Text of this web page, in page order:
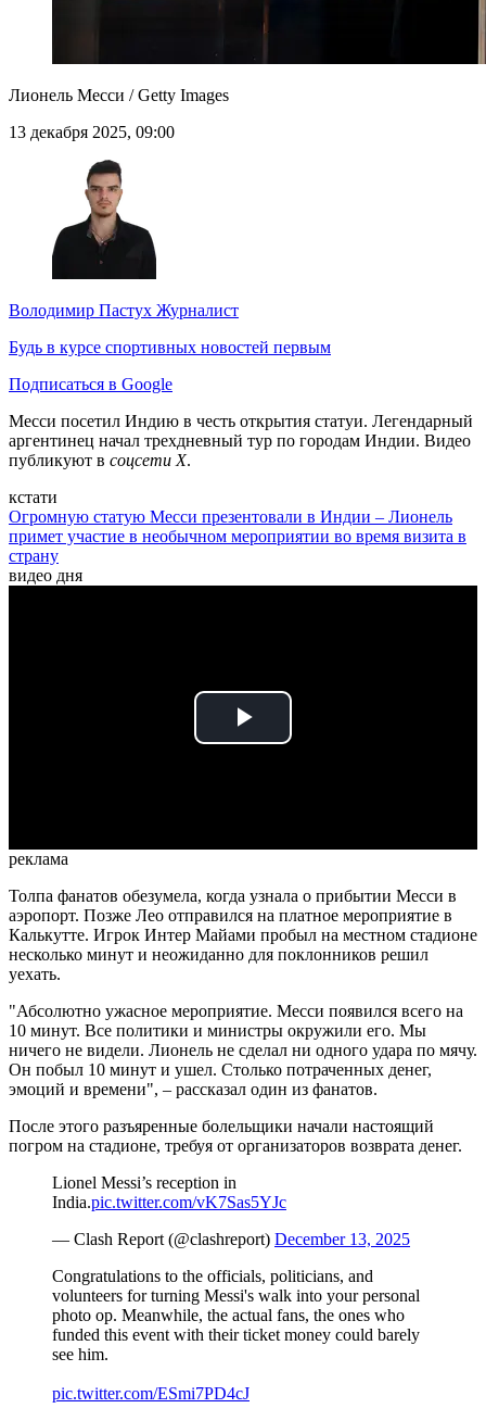
Лионель Месси / Getty Images
13 декабря 2025, 09:00
Володимир Пастух Журналист
Будь в курсе спортивных новостей первым
Подписаться в Google
Месси посетил Индию в честь открытия статуи. Легендарный
аргентинец начал трехдневный тур по городам Индии. Видео
публикуют в соцсети X.
кстати
Огромную статую Месси презентовали в Индии – Лионель
примет участие в необычном мероприятии во время визита в
страну
видео дня
Play
реклама
Толпа фанатов обезумела, когда узнала о прибытии Месси в
аэропорт. Позже Лео отправился на платное мероприятие в
Калькутте. Игрок Интер Майами пробыл на местном стадионе
несколько минут и неожиданно для поклонников решил
уехать.
"Абсолютно ужасное мероприятие. Месси появился всего на
10 минут. Все политики и министры окружили его. Мы
ничего не видели. Лионель не сделал ни одного удара по мячу.
Он побыл 10 минут и ушел. Столько потраченных денег,
эмоций и времени", – рассказал один из фанатов.
После этого разъяренные болельщики начали настоящий
погром на стадионе, требуя от организаторов возврата денег.
Lionel Messi’s reception in
India.pic.twitter.com/vK7Sas5YJc
— Clash Report (@clashreport) December 13, 2025
Congratulations to the officials, politicians, and
volunteers for turning Messi's walk into your personal
photo op. Meanwhile, the actual fans, the ones who
funded this event with their ticket money could barely
see him.
pic.twitter.com/ESmi7PD4cJ